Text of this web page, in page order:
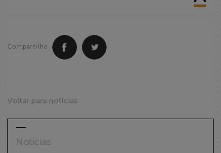
Compartilhe
Voltar para notícias
Notícias